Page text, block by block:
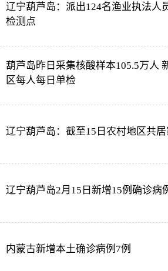
辽宁葫芦岛：派出124名渔业执法人
检测点
葫芦岛昨日采集核酸样本105.5万人
区每人每日单检
辽宁葫芦岛：截至15日农村地区共
辽宁葫芦岛2月15日新增15例确诊病
内蒙古新增本土确诊病例7例